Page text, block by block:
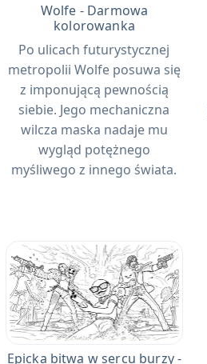
Wolfe - Darmowa
kolorowanka
Po ulicach futurystycznej
metropolii Wolfe posuwa się
z imponującą pewnością
siebie. Jego mechaniczna
wilcza maska ​​nadaje mu
wygląd potężnego
myśliwego z innego świata.
Epicka bitwa w sercu burzy -